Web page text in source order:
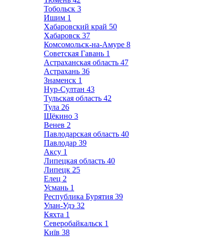
Тобольск 3
Ишим 1
Хабаровский край 50
Хабаровск 37
Комсомольск-на-Амуре 8
Советская Гавань 1
Астраханская область 47
Астрахань 36
Знаменск 1
Нур-Султан 43
Тульская область 42
Тула 26
Щёкино 3
Венев 2
Павлодарская область 40
Павлодар 39
Аксу 1
Липецкая область 40
Липецк 25
Елец 2
Усмань 1
Республика Бурятия 39
Улан-Удэ 32
Кяхта 1
Северобайкальск 1
Київ 38